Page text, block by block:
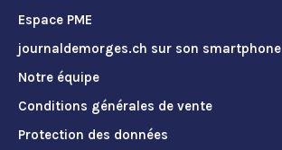
Espace PME
journaldemorges.ch sur son smartphone
Notre équipe
Conditions générales de vente
Protection des données